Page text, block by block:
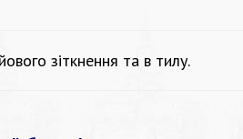
зіткнення та в тилу.